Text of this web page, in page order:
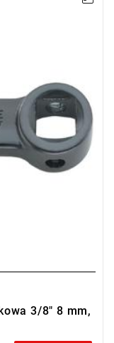
3/8" 8 mm,